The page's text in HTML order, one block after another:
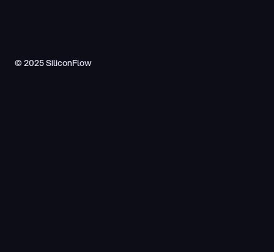
© 2025 SiliconFlow